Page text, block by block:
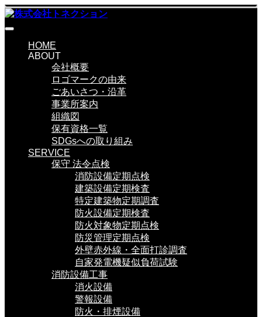
HOME
ABOUT
会社概要
ロゴマークの由来
ごあいさつ・沿革
事業所案内
組織図
保有資格一覧
SDGsへの取り組み
SERVICE
保守 法令点検
消防設備定期点検
建築設備定期検査
特定建築物定期調査
防火設備定期検査
防火対象物定期点検
防災管理定期点検
外壁赤外線・全面打診調査
自家発電機疑似負荷試験
消防設備工事
消火設備
警報設備
防火・排煙設備